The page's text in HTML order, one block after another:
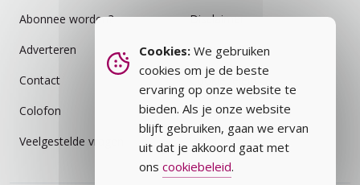
Abonnee worden?
Adverteren
Contact
Colofon
Veelgestelde vragen
Disclaimer
Auteursrecht
Cookiebeleid
Privacybeleid
Vakblad
Cookies: We gebruiken
cookies om je de beste
ervaring op onze website te
bieden. Als je onze website
blijft gebruiken, gaan we ervan
uit dat je akkoord gaat met
ons cookiebeleid.